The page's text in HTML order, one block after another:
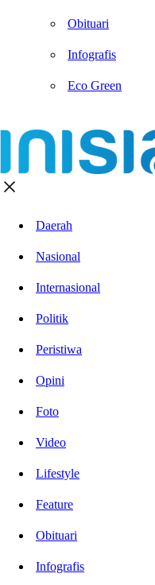
Obituari
Infografis
Eco Green
Daerah
Nasional
Internasional
Politik
Peristiwa
Opini
Foto
Video
Lifestyle
Feature
Obituari
Infografis